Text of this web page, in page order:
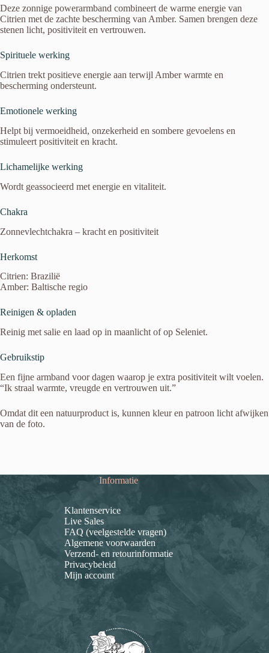
Deze zonnige powerarmband combineert de warme energie van
Citrien met de zachte bescherming van Amber. Samen brengen deze
stenen licht, positiviteit en vertrouwen.
Spirituele werking
Citrien trekt positieve energie aan terwijl Amber warmte en
bescherming ondersteunt.
Emotionele werking
Helpt bij vermoeidheid, onzekerheid en sombere gevoelens en
stimuleert positiviteit en kracht.
Lichamelijke werking
Wordt geassocieerd met energie en vitaliteit.
Chakra
Zonnevlechtchakra – kracht en positiviteit
Herkomst
Citrien: Brazilië
Amber: Baltische regio
Reinigen & opladen
Reinig met salie en laad op in maanlicht of op Seleniet.
Gebruikstip
Een fijne armband voor dagen waarop je extra positiviteit wilt voelen.
“Ik straal warmte, vreugde en vertrouwen uit.”
Omdat dit een natuurproduct is, kunnen kleur en patroon licht afwijken
van de foto.
Informatie
Klantenservice
Live Sales
FAQ (veelgestelde vragen)
Algemene voorwaarden
Verzend- en retourinformatie
Privacybeleid
Mijn account